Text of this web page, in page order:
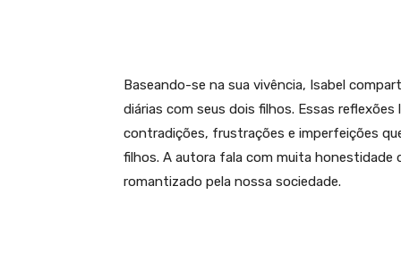
Baseando-se na sua vivência, Isabel
diárias com seus dois filhos. Essas
contradições, frustrações e imperfeições
filhos. A autora fala com muita honestidade
romantizado pela nossa sociedade.